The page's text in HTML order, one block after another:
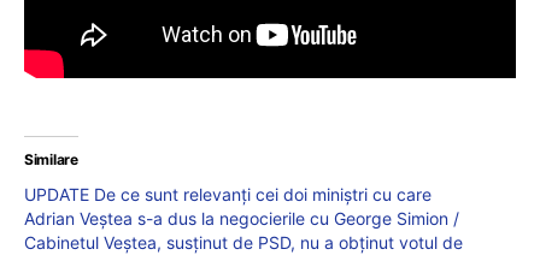
Similare
UPDATE De ce sunt relevanți cei doi miniștri cu care
Adrian Veștea s-a dus la negocierile cu George Simion /
Cabinetul Veștea, susținut de PSD, nu a obținut votul de